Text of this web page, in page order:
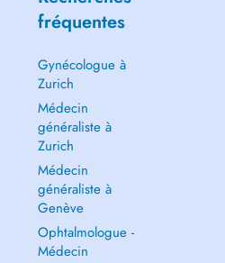
fréquentes
Gynécologue à
Zurich
Médecin
généraliste à
Zurich
Médecin
généraliste à
Genève
Ophtalmologue -
Médecin